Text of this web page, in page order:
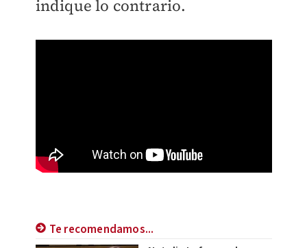
indique lo contrario.
Te recomendamos...